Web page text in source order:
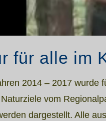
für alle im
2014 – 2017 wurde
vom
dargestellt. Alle